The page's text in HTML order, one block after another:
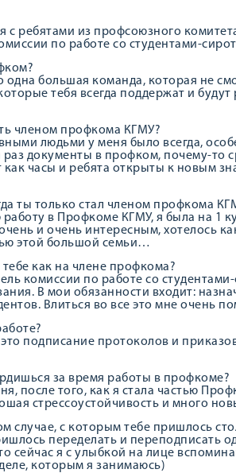
ребятами из профсоюзного
по работе со студентами-
большая команда, которая не
тебя всегда поддержат и
членом профкома КГМУ?
людьми у меня было всегда,
документы в профком, почему-то
как часы и ребята открыты к новым
ты только стал членом профкома
в Профкоме КГМУ, я была на 1
и очень интересным, хотелось
этой большой семьи…
как на члене профкома?
комиссии по работе со
В мои обязанности входит:
Влиться во все это мне очень
подписание протоколов и
за время работы в профкоме?
после того, как я стала частью
стрессоустойчивость и много
случае, с которым тебе пришлось
переделать и переподписать
сейчас я с улыбкой на лице
которым я занимаюсь)